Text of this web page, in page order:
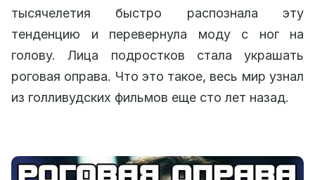
тысячелетия быстро распознала эту
тенденцию и перевернула моду с ног на
голову. Лица подростков стала украшать
роговая оправа. Что это такое, весь мир узнал
из голливудских фильмов еще сто лет назад.